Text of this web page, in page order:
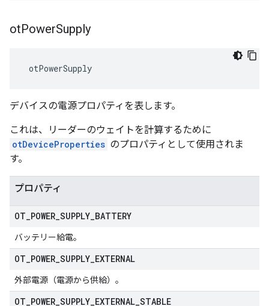
otPowerSupply
otPowerSupply
デバイスの電源プロパティを表します。
これは、リーダーのウェイトを計算するために
otDeviceProperties のプロパティとして使用されま
す。
プロパティ
OT POWER SUPPLY BATTERY
バッテリー給電。
OT POWER SUPPLY EXTERNAL
外部電源（電源から供給）。
OT POWER SUPPLY EXTERNAL STABLE